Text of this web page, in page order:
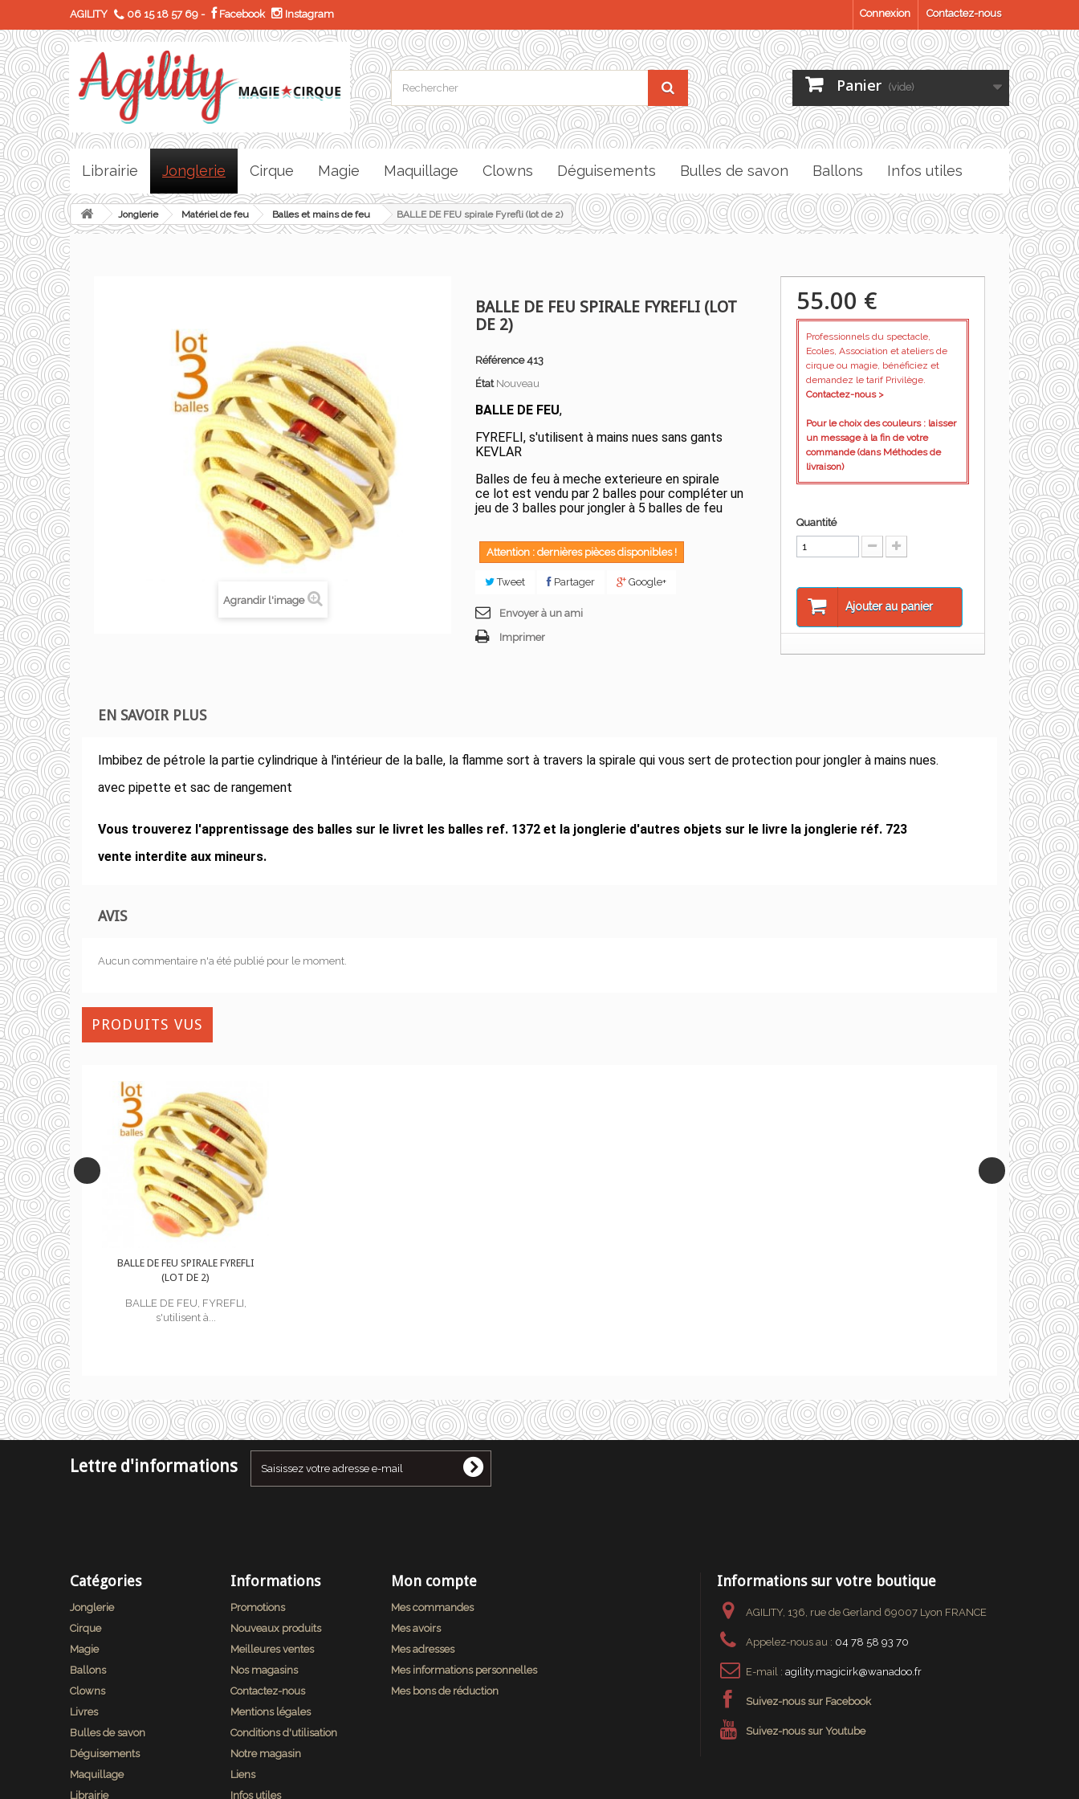
AGILITY 06 15 18 57 69 - Facebook Instagram Contactez-nous
Connexion
Panier (vide)
Librairie Jonglerie Cirque Magie Maquillage Clowns Déguisements Bulles de savon Ballons Infos utiles
Jonglerie Matériel de feu Balles et mains de feu BALLE DE FEU spirale Fyrefli (lot de 2)
Agrandir l'image
BALLE DE FEU SPIRALE FYREFLI (LOT
DE 2)
Référence 413
État Nouveau
BALLE DE FEU,
FYREFLI, s'utilisent à mains nues sans gants
KEVLAR
Balles de feu à meche exterieure en spirale
ce lot est vendu par 2 balles pour compléter un
jeu de 3 balles pour jongler à 5 balles de feu
Attention : dernières pièces disponibles !
Tweet Partager Google+
Envoyer à un ami
Imprimer
55.00 €
Professionnels du spectacle,
Ecoles, Association et ateliers de
cirque ou magie, bénéficiez et
demandez le tarif Privilège.
Contactez-nous >
Pour le choix des couleurs : laisser
un message à la fin de votre
commande (dans Méthodes de
livraison)
Quantité
Ajouter au panier
EN SAVOIR PLUS
Imbibez de pétrole la partie cylindrique à l'intérieur de la balle, la flamme sort à travers la spirale qui vous sert de protection pour jongler à mains nues.
avec pipette et sac de rangement
Vous trouverez l'apprentissage des balles sur le livret les balles ref. 1372 et la jonglerie d'autres objets sur le livre la jonglerie réf. 723
vente interdite aux mineurs.
AVIS
Aucun commentaire n'a été publié pour le moment.
PRODUITS VUS
FYREFLI
2)
FYREFLI,
à...
BALLE DE FEU SPIRALE FYREFLI
(LOT DE 2)
BALLE DE FEU, FYREFLI,
s'utilisent à...
Lettre d'informations
Catégories
Jonglerie
Cirque
Magie
Ballons
Clowns
Livres
Bulles de savon
Déguisements
Maquillage
Librairie
Informations
Promotions
Nouveaux produits
Meilleures ventes
Nos magasins
Contactez-nous
Mentions légales
Conditions d'utilisation
Notre magasin
Liens
Infos utiles
Mon compte
Mes commandes
Mes avoirs
Mes adresses
Mes informations personnelles
Mes bons de réduction
Informations sur votre boutique
AGILITY, 136, rue de Gerland 69007 Lyon FRANCE
Appelez-nous au : 04 78 58 93 70
E-mail : agility.magicirk@wanadoo.fr
Suivez-nous sur Facebook
Suivez-nous sur Youtube